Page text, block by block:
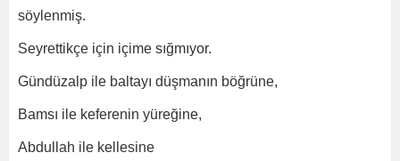
söylenmiş.
Seyrettikçe için içime sığmıyor.
Gündüzalp ile baltayı düşmanın böğrüne,
Bamsı ile keferenin yüreğine,
Abdullah ile kellesine